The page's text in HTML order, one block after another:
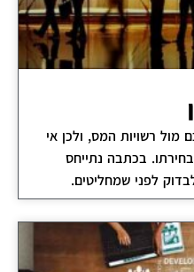
מול רשויות המס, ולכן אי
בכתבה נתייחס
לפני שמחליטים.